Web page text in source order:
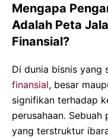
Mengapa
Adalah Peta
Finansial?
Di dunia bisnis yang
finansial, besar
signifikan terhadap
perusahaan. Sebuah
yang terstruktur